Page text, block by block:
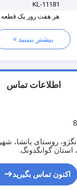
KL-11181
هر هفت روز يک قطعه
بیشتر ببینید
اطلاعات تماس
گوانگژو، روستای یانشا،
استان گوانگدونگ.
اکنون تماس بگیرید